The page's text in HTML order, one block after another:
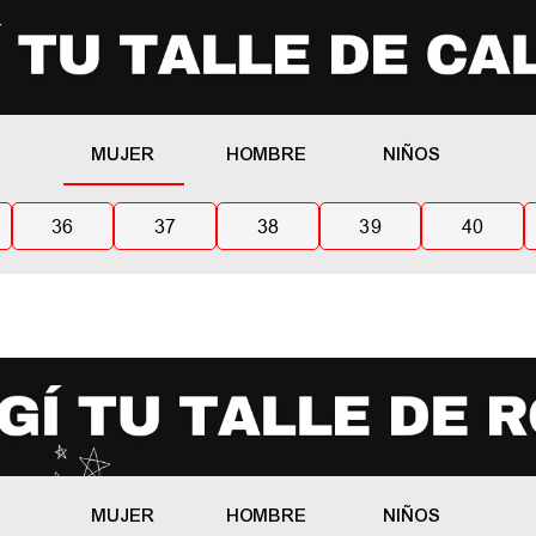
MUJER HOMBRE NIÑOS
36 37 38 39 40
MUJER HOMBRE NIÑOS